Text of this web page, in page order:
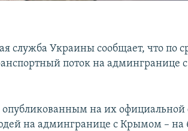
служба Украины сообщает, что по
поток на админгранице
на их официальной
на админгранице с Крымом – на